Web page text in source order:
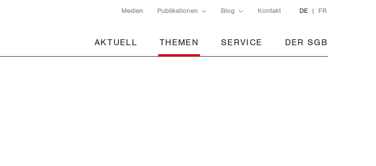
Medien Publikationen Blog Kontakt DE FR
AKTUELL THEMEN SERVICE DER SGB